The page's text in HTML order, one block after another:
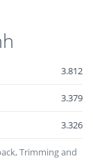
3.812
3.379
3.326
Trimming and